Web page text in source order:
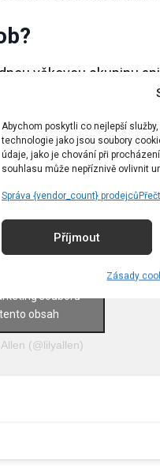
Abychom poskytli co nejlepší
technologie jako jsou soubory
údaje, jako je chování při
souhlasu může nepříznivě ovlivnit
Správa {vendor_count} prodejců
Příjmout
Zásady
věkovou skupinu
těmi, kteří stále
Lily Allen
(@lilyallen)
souborů
obsah